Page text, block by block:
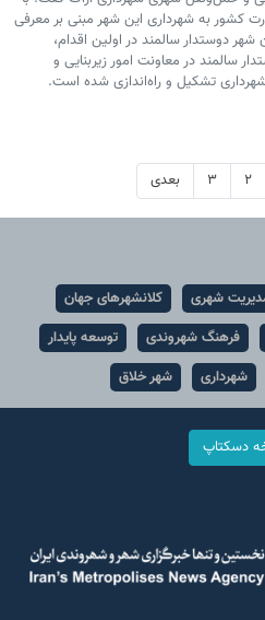
کشور به شهرداری این شهر مبنی بر معرفی
شهر دوستدار سالمند در اولین اقدام،
سالمند در معاونت امور زیربنایی و
تشکیل و راه‌اندازی شده است.
۲ ۳ بعدی
شهری
کلانشهرهای جهان
فرهنگ شهروندی
توسعه پایدار
شهرداری شهر خلاق
دسکتاپ